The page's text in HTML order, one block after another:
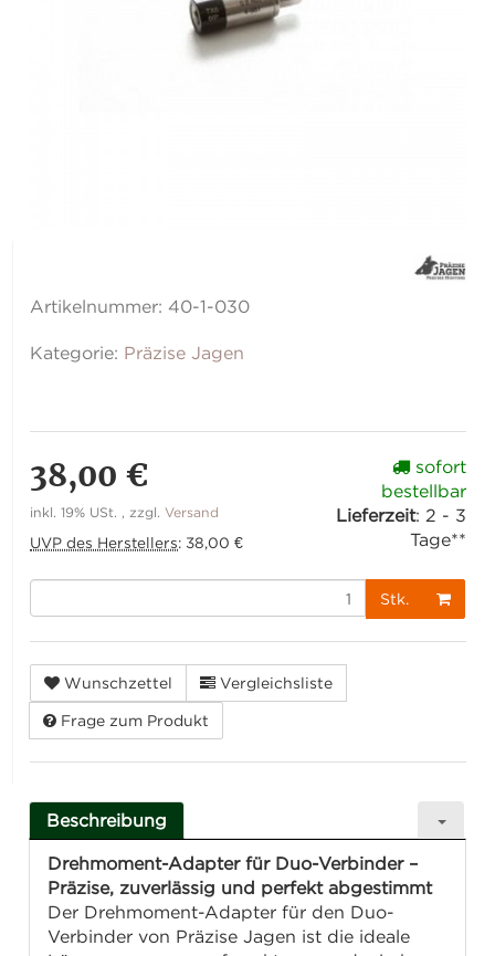
Artikelnummer:40-1-030
Kategorie: Präzise Jagen
38,00 €
inkl. 19% USt. , zzgl.Versand
UVP des Herstellers: 38,00 €
sofort
bestellbar
Lieferzeit: 2 - 3
Tage**
Stk.
Wunschzettel Vergleichsliste
Frage zum Produkt
Beschreibung
Drehmoment-Adapter für Duo-Verbinder –
Präzise, zuverlässig und perfekt abgestimmt
Der Drehmoment-Adapter für den Duo-
Verbinder von Präzise Jagen ist die ideale